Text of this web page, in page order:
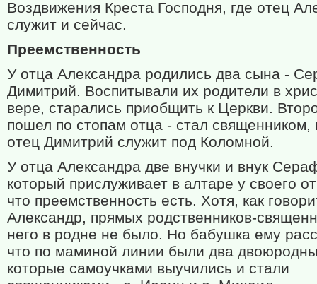
Воздвижения Креста Господня, где отец
служит и сейчас.
Преемственность
У отца Александра родились два сына -
Димитрий. Воспитывали их родители в
вере, старались приобщить к Церкви.
пошел по стопам отца - стал священником,
отец Димитрий служит под Коломной.
У отца Александра две внучки и внук
который прислуживает в алтаре у своего
что преемственность есть. Хотя, как
Александр, прямых родственников-
него в родне не было. Но бабушка ему
что по маминой линии были два
которые самоучками выучились и стали